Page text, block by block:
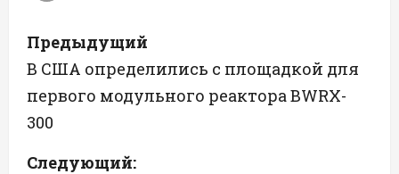
Н
а
в
Предыдущий
В США определились с площадкой для
первого модульного реактора BWRX-
300
Следующий: